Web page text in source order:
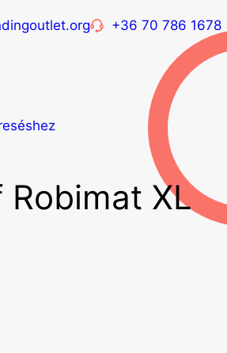
+36 70 786 1678
Robimat XL